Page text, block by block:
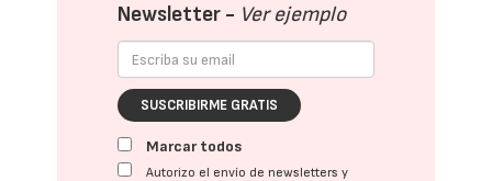
Newsletter - Ver ejemplo
SUSCRIBIRME GRATIS
Marcar todos
Autorizo el envío de newsletters y